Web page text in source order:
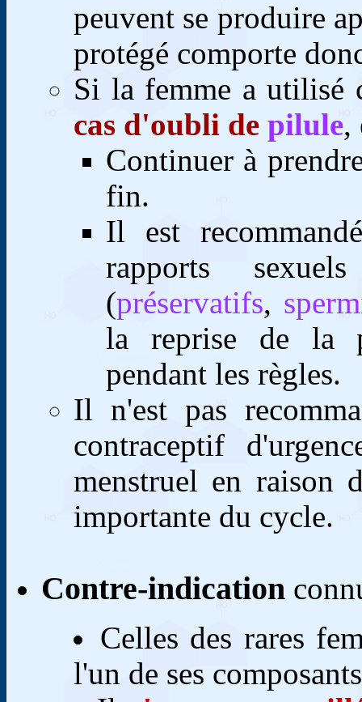
peuvent se produire
protégé comporte
Si la femme a utilisé
cas d'oubli de pilule,
Continuer à
fin.
Il est
rapports
(préservatifs,
la reprise de la
pendant les règles.
Il n'est pas
contraceptif
menstruel en raison
importante du cycle.
Contre-indication
Celles des rares
l'un de ses